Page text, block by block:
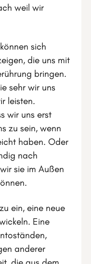
weil wir
sich
die uns mit
bringen.
sehr wir uns
leisten.
wir uns erst
zu sein, wenn
haben. Oder
nach
sie im Außen
ein, eine neue
Eine
anderer